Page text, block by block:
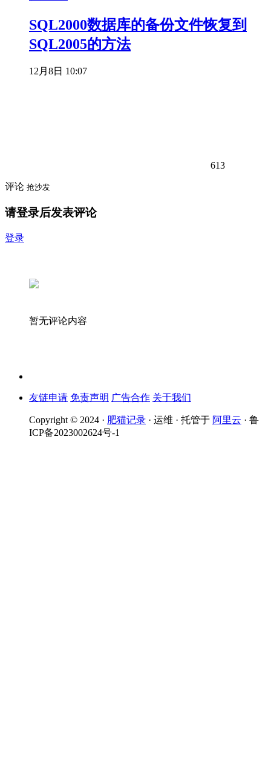
SQL2000数据库的备份文件恢复到
SQL2005的方法
12月8日 10:07
613
评论 抢沙发
请登录后发表评论
登录
暂无评论内容
友链申请 免责声明 广告合作 关于我们
Copyright © 2024 · 肥猫记录 · 运维 · 托管于 阿里云 · 鲁
ICP备2023002624号-1